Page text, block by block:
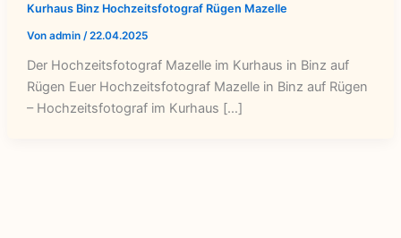
Kurhaus Binz Hochzeitsfotograf Rügen Mazelle
Von admin /22.04.2025
Der Hochzeitsfotograf Mazelle im Kurhaus in Binz auf
Rügen Euer Hochzeitsfotograf Mazelle in Binz auf Rügen
– Hochzeitsfotograf im Kurhaus […]